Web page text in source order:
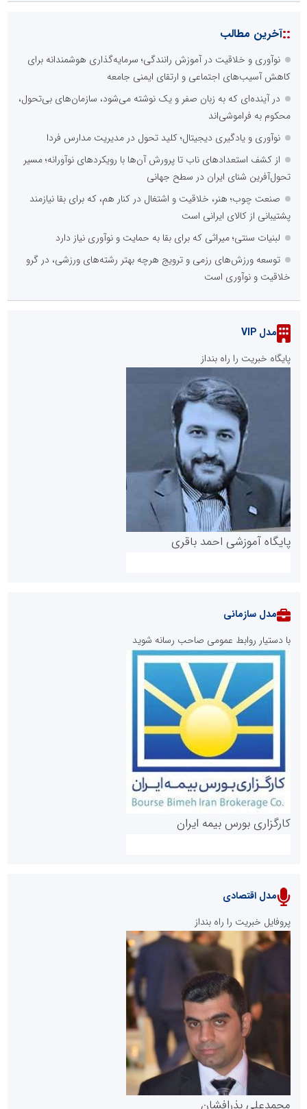
::آخرین مطالب
نوآوری و خلاقیت در آموزش رانندگی؛ سرمایه‌گذاری هوشمندانه برای
کاهش آسیب‌های اجتماعی و ارتقای ایمنی جامعه
در آینده‌ای که به زبان صفر و یک نوشته می‌شود، سازمان‌های بی‌تحول،
محکوم به فراموشی‌اند
نوآوری و یادگیری دیجیتال؛ کلید تحول در مدیریت مدارس فردا
از کشف استعدادهای ناب تا پرورش آن‌ها با رویکردهای نوآورانه؛ مسیر
تحول‌آفرین شنای ایران در سطح جهانی
صنعت چوب؛ هنر، خلاقیت و اشتغال در کنار هم، که برای بقا نیازمند
پشتیبانی از کالای ایرانی است
لبنیات سنتی؛ میراثی که برای بقا به حمایت و نوآوری نیاز دارد
توسعه ورزش‌های رزمی و ترویج هرچه بهتر رشته‌های ورزشی، در گرو
خلاقیت و نوآوری است
مدل VIP
پایگاه خبریت را راه بنداز
پایگاه آموزشی احمد باقری
روابط عمومی خبرگزاری گزارش خبر
پایگاه خبری نهضت ملی مسکن
پایگاه خبری گفتمان یزد
مدل سازمانی
با دستیار روابط عمومی صاحب رسانه شوید
کارگزاری بورس بیمه ایران
سازمان بورس و اوراق بهادار
مرجع اخبار موثق در بازارسرمایه
مدل اقتصادی
پروفایل خبریت را راه بنداز